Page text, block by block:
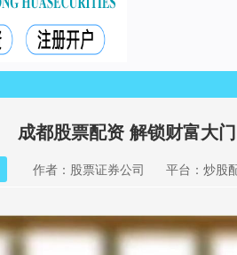
成都股票配资 解锁财富大
作者：股票证券公司 平台：炒股